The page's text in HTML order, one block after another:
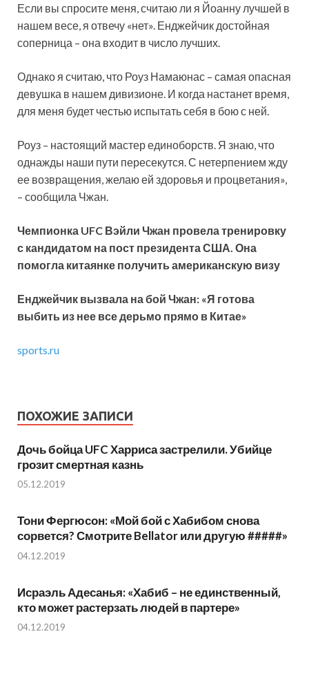
Если вы спросите меня, считаю ли я Йоанну лучшей в
нашем весе, я отвечу «нет». Енджейчик достойная
соперница – она входит в число лучших.
Однако я считаю, что Роуз Намаюнас – самая опасная
девушка в нашем дивизионе. И когда настанет время,
для меня будет честью испытать себя в бою с ней.
Роуз – настоящий мастер единоборств. Я знаю, что
однажды наши пути пересекутся. С нетерпением жду
ее возвращения, желаю ей здоровья и процветания»,
– сообщила Чжан.
Чемпионка UFC Вэйли Чжан провела тренировку
с кандидатом на пост президента США. Она
помогла китаянке получить американскую визу
Енджейчик вызвала на бой Чжан: «Я готова
выбить из нее все дерьмо прямо в Китае»
sports.ru
ПОХОЖИЕ ЗАПИСИ
Дочь бойца UFC Харриса застрелили. Убийце
грозит смертная казнь
05.12.2019
Тони Фергюсон: «Мой бой с Хабибом снова
сорвется? Смотрите Bellator или другую #####»
04.12.2019
Исраэль Адесанья: «Хабиб – не единственный,
кто может растерзать людей в партере»
04.12.2019